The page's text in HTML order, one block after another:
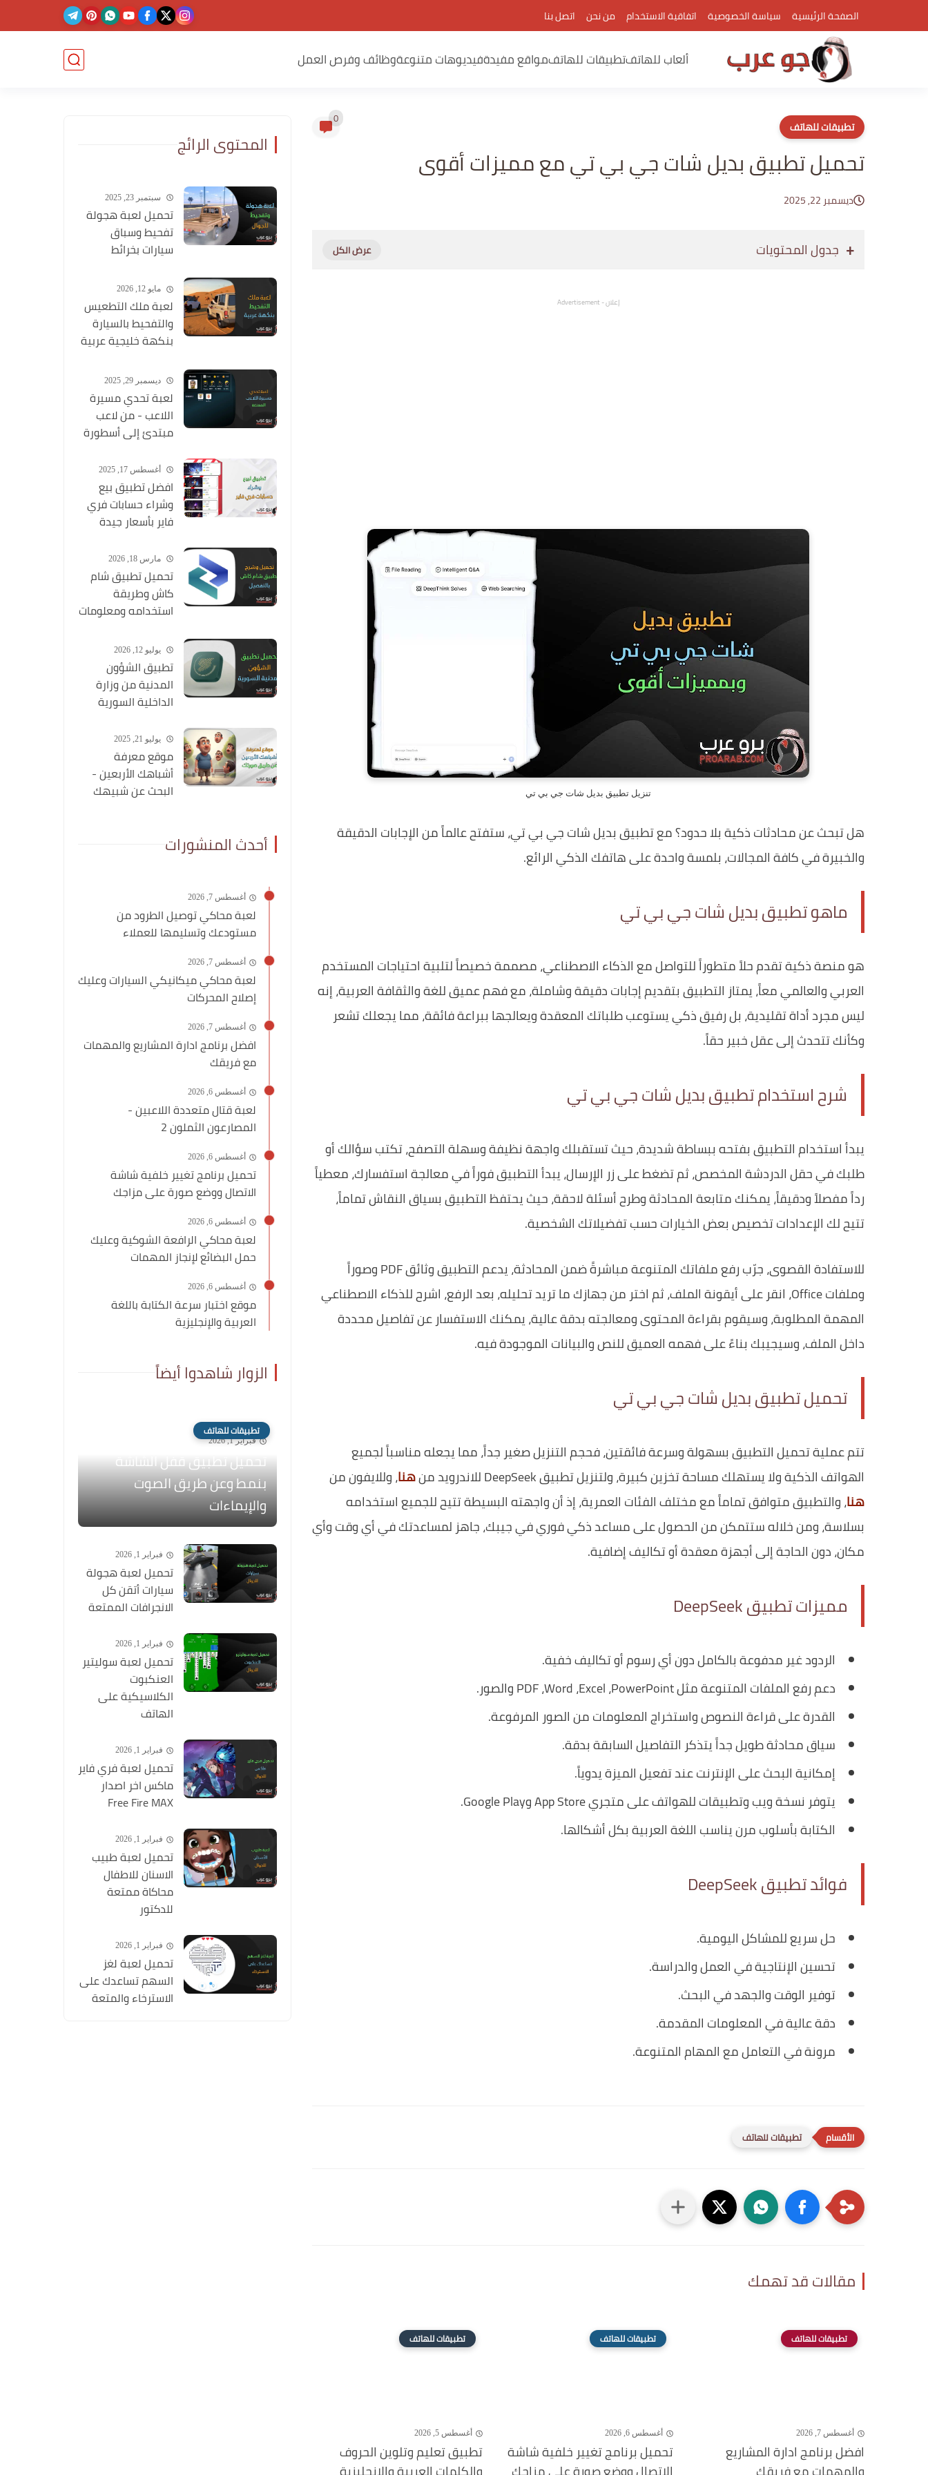
الصفحة الرئيسية سياسة الخصوصية اتفاقية الاستخدام من نحن اتصل بنا
ألعاب للهاتفتطبيقات للهاتفمواقع مفيدةفيديوهات متنوعةوظائف وفرص العمل
تطبيقات للهاتف 0
تحميل تطبيق بديل شات جي بي تي مع مميزات أقوى
ديسمبر 22, 2025
جدول المحتويات
إعلان - Advertisement
تنزيل تطبيق بديل شات جي بي تي
هل تبحث عن محادثات ذكية بلا حدود؟ مع تطبيق بديل شات جي بي تي، ستفتح عالماً من الإجابات الدقيقة
والخبيرة في كافة المجالات، بلمسة واحدة على هاتفك الذكي الرائع.
ماهو تطبيق بديل شات جي بي تي
هو منصة ذكية تقدم حلاً متطوراً للتواصل مع الذكاء الاصطناعي، مصممة خصيصاً لتلبية احتياجات المستخدم
العربي والعالمي معاً، يمتاز التطبيق بتقديم إجابات دقيقة وشاملة، مع فهم عميق للغة والثقافة العربية، إنه
ليس مجرد أداة تقليدية، بل رفيق ذكي يستوعب طلباتك المعقدة ويعالجها ببراعة فائقة، مما يجعلك تشعر
وكأنك تتحدث إلى عقل خبير حقاً.
شرح استخدام تطبيق بديل شات جي بي تي
يبدأ استخدام التطبيق بفتحه ببساطة شديدة، حيث تستقبلك واجهة نظيفة وسهلة التصفح، تكتب سؤالك أو
طلبك في حقل الدردشة المخصص، ثم تضغط على زر الإرسال، يبدأ التطبيق فوراً في معالجة استفسارك، معطياً
رداً مفصلاً ودقيقاً، يمكنك متابعة المحادثة وطرح أسئلة لاحقة، حيث يحتفظ التطبيق بسياق النقاش تماماً،
تتيح لك الإعدادات تخصيص بعض الخيارات حسب تفضيلاتك الشخصية.
للاستفادة القصوى، جرّب رفع ملفاتك المتنوعة مباشرةً ضمن المحادثة، يدعم التطبيق وثائق PDF وصوراً
وملفات Office، انقر على أيقونة الملف، ثم اختر من جهازك ما تريد تحليله، بعد الرفع، اشرح للذكاء الاصطناعي
المهمة المطلوبة، وسيقوم بقراءة المحتوى ومعالجته بدقة عالية، يمكنك الاستفسار عن تفاصيل محددة
داخل الملف، وسيجيبك بناءً على فهمه العميق للنص والبيانات الموجودة فيه.
تحميل تطبيق بديل شات جي بي تي
تتم عملية تحميل التطبيق بسهولة وسرعة فائقتين، فحجم التنزيل صغير جداً، مما يجعله مناسباً لجميع
الهواتف الذكية ولا يستهلك مساحة تخزين كبيرة، ولتنزيل تطبيق DeepSeek للاندرويد من
هنا، وللايفون من
هنا، والتطبيق متوافق تماماً مع مختلف الفئات العمرية، إذ أن واجهته البسيطة تتيح للجميع استخدامه
بسلاسة، ومن خلاله ستتمكن من الحصول على مساعد ذكي فوري في جيبك، جاهز لمساعدتك في أي وقت وأي
مكان، دون الحاجة إلى أجهزة معقدة أو تكاليف إضافية.
مميزات تطبيق DeepSeek
الردود غير مدفوعة بالكامل دون أي رسوم أو تكاليف خفية.
دعم رفع الملفات المتنوعة مثل PDF ،Word ،Excel ،PowerPoint والصور.
القدرة على قراءة النصوص واستخراج المعلومات من الصور المرفوعة.
سياق محادثة طويل جداً يتذكر التفاصيل السابقة بدقة.
إمكانية البحث على الإنترنت عند تفعيل الميزة يدوياً.
يتوفر نسخة ويب وتطبيقات للهواتف على متجري App Store وGoogle Play.
الكتابة بأسلوب مرن يناسب اللغة العربية بكل أشكالها.
فوائد تطبيق DeepSeek
حل سريع للمشاكل اليومية.
تحسين الإنتاجية في العمل والدراسة.
توفير الوقت والجهد في البحث.
دقة عالية في المعلومات المقدمة.
مرونة في التعامل مع المهام المتنوعة.
تطبيقات للهاتف
مقالات قد تهمك
تطبيقات للهاتف
أغسطس 7, 2026
افضل برنامج ادارة المشاريع
تطبيقات للهاتف
أغسطس 6, 2026
تحميل برنامج تغيير خلفية شاشة
تطبيقات للهاتف
أغسطس 5, 2026
تطبيق تعليم وتلوين الحروف
المحتوى الرائج
سبتمبر 23, 2025
تحميل لعبة هجولة
تفحيط وسباق
سيارات بخرائط
مايو 12, 2026
لعبة ملك التطعيس
والتفحيط بالسيارة
بنكهة خليجية عربية
ديسمبر 29, 2025
لعبة تحدي مسيرة
اللاعب - من لاعب
مبتدئ إلى أسطورة
أغسطس 17, 2025
افضل تطبيق بيع
وشراء حسابات فري
فاير بأسعار جيدة
مارس 18, 2026
تحميل تطبيق شام
كاش وطريقة
استخدامه ومعلومات
يوليو 12, 2026
تطبيق الشؤون
المدنية من وزارة
الداخلية السورية
يوليو 21, 2025
موقع معرفة
أشباهك الأربعين -
البحث عن شبيهك
أحدث المنشورات
أغسطس 7, 2026
لعبة محاكي توصيل الطرود من
مستودعك وتسليمها للعملاء
أغسطس 7, 2026
لعبة محاكي ميكانيكي السيارات وعليك
إصلاح المحركات
أغسطس 7, 2026
افضل برنامج ادارة المشاريع والمهمات
مع فريقك
أغسطس 6, 2026
لعبة قتال متعددة اللاعبين -
المصارعون الثملون 2
أغسطس 6, 2026
تحميل برنامج تغيير خلفية شاشة
الاتصال ووضع صورة على مزاجك
أغسطس 6, 2026
لعبة محاكي الرافعة الشوكية وعليك
حمل البضائع لإنجاز المهمات
أغسطس 6, 2026
موقع اختبار سرعة الكتابة باللغة
العربية والإنجليزية
الزوار شاهدوا أيضاً
تطبيقات للهاتف
فبراير 1, 2026
تحميل تطبيق قفل الشاشة
بنمط وعن طريق الصوت
والإيماءات
فبراير 1, 2026
تحميل لعبة هجولة
سيارات أتقن كل
الانجرافات الممتعة
فبراير 1, 2026
تحميل لعبة سوليتير
العنكبوت
الكلاسيكية على
الهاتف
فبراير 1, 2026
تحميل لعبة فري فاير
ماكس اخر اصدار
Free Fire MAX
فبراير 1, 2026
تحميل لعبة طبيب
الاسنان للاطفال
محاكاة ممتعة
للدكتور
فبراير 1, 2026
تحميل لعبة لغز
السهم تساعدك على
الاسترخاء والمتعة